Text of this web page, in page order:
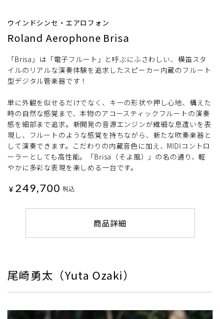
ウインドシンセ・エアロフォン
Roland Aerophone Brisa
「Brisa」は「電子フルート」と呼ぶにふさわしい、横笛スタ
イルのリアルな演奏体験を追求したスピーカー内蔵のフルート
型デジタル管楽器です！
単に外観を似せるだけでなく、キーの形状や押し心地、構えた
時の自然な感覚まで、本物のアコースティックフルートの演奏
感を細部まで追求。新開発の音源エンジンが繊細な息遣いを表
現し、フルートのような感覚を持ちながら、新たな吹奏楽器と
して演奏できます。こだわりの内蔵音色に加え、MIDIコントロ
ーラーとしても高性能。「Brisa（そよ風）」の名の通り、軽
やかに多彩な表現を楽しめる一台です。
¥ 249,700 税込
商品詳細
尾崎勇太（Yuta Ozaki）